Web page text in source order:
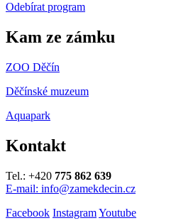
Odebírat program
Kam ze zámku
ZOO Děčín
Děčínské muzeum
Aquapark
Kontakt
Tel.: +420 775 862 639
E-mail: info@zamekdecin.cz
Facebook InstagramYoutube